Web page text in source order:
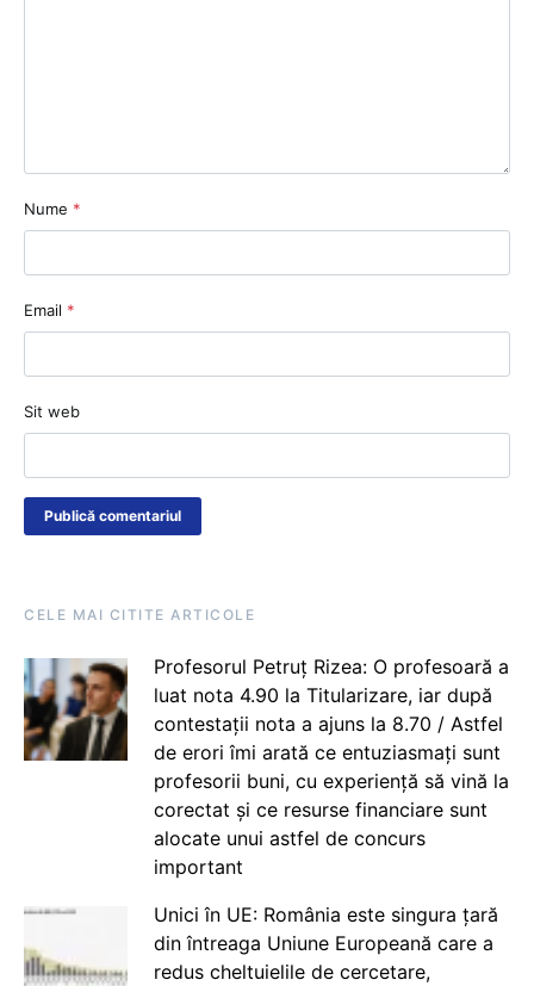
Nume *
Email *
Sit web
CELE MAI CITITE ARTICOLE
Profesorul Petruț Rizea: O profesoară a
luat nota 4.90 la Titularizare, iar după
contestații nota a ajuns la 8.70 / Astfel
de erori îmi arată ce entuziasmați sunt
profesorii buni, cu experiență să vină la
corectat și ce resurse financiare sunt
alocate unui astfel de concurs
important
Unici în UE: România este singura țară
din întreaga Uniune Europeană care a
redus cheltuielile de cercetare,